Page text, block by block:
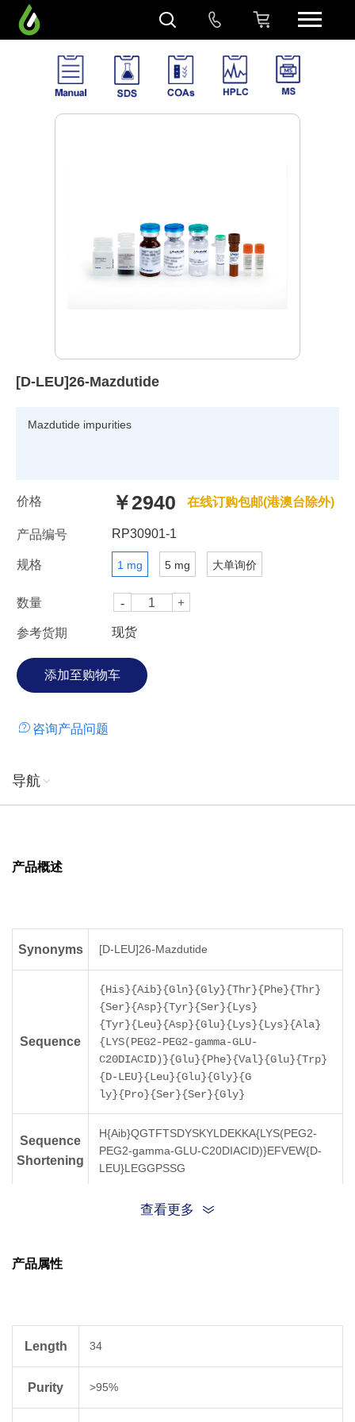
[D-LEU]26-Mazdutide
Mazdutide impurities
价格 ￥2940 在线订购包邮(港澳台除外)
产品编号 RP30901-1
规格 1 mg 5 mg 大单询价
数量
参考货期 现货
咨询产品问题
导航
产品概述
Synonyms [D-LEU]26-Mazdutide
Sequence
{His}{Aib}{Gln}{Gly}{Thr}{Phe}{Thr}
{Ser}{Asp}{Tyr}{Ser}{Lys}
{Tyr}{Leu}{Asp}{Glu}{Lys}{Lys}{Ala}
{LYS(PEG2-PEG2-gamma-GLU-
C20DIACID)}{Glu}{Phe}{Val}{Glu}{Trp}
{D-LEU}{Leu}{Glu}{Gly}{G
ly}{Pro}{Ser}{Ser}{Gly}
Sequence
Shortening
H{Aib}QGTFTSDYSKYLDEKKA{LYS(PEG2-
PEG2-gamma-GLU-C20DIACID)}EFVEW{D-
LEU}LEGGPSSG
Amidation
Weight
查看更多
产品属性
Length 34
Purity >95%